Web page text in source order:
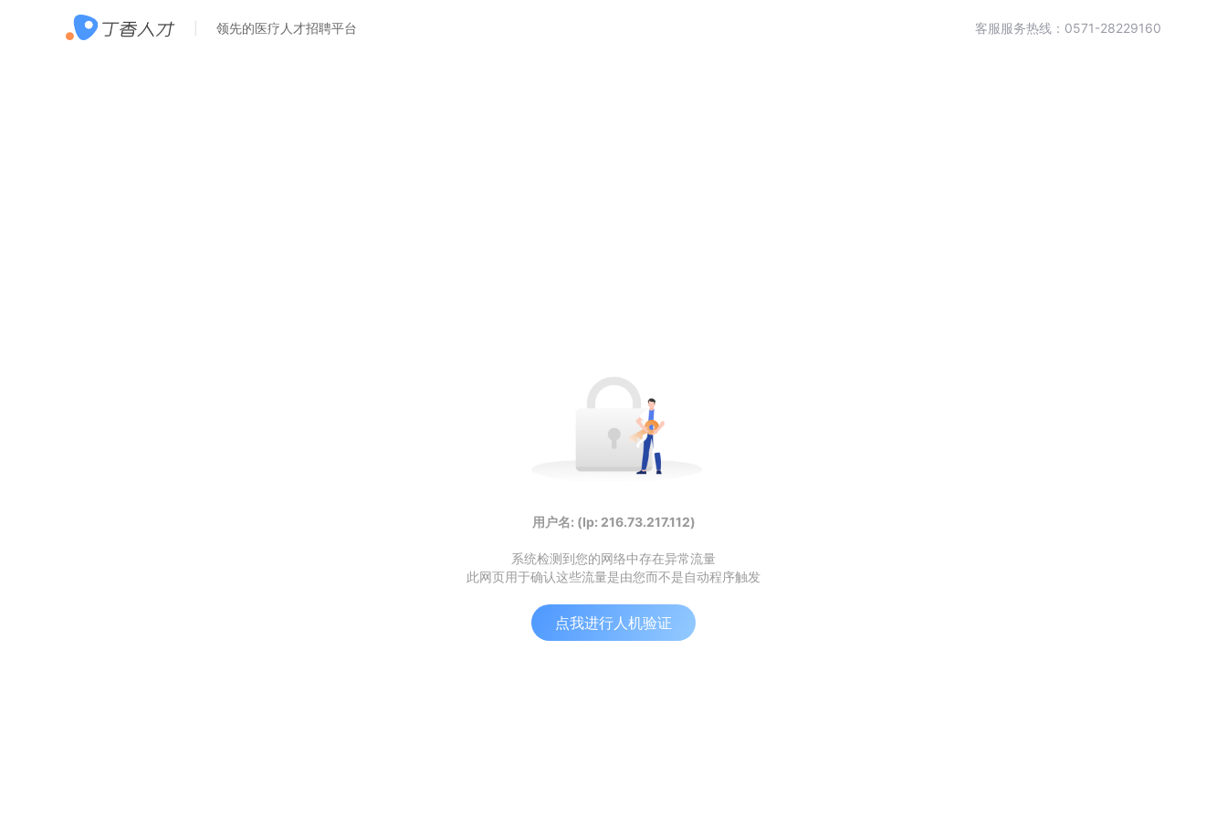
领先的医疗人才招聘平台 客服服务热线：0571-28229160
用户名: (Ip: 216.73.217.112)
系统检测到您的网络中存在异常流量
此网页用于确认这些流量是由您而不是自动程序触发
点我进行人机验证